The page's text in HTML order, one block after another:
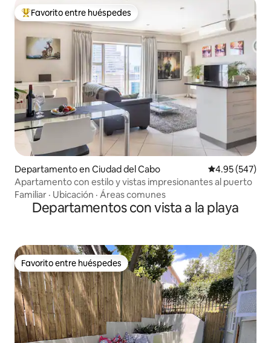
De los mejores en Favorito entre huéspedes
Favorito entre huéspedes
Departamento en Ciudad del Cabo Calificación
4.95 (547)
Apartamento con estilo y vistas impresionantes al puerto
Familiar · Ubicación · Áreas comunes
Departamentos con vista a la playa
Favorito entre huéspedes
Favorito entre huéspedes